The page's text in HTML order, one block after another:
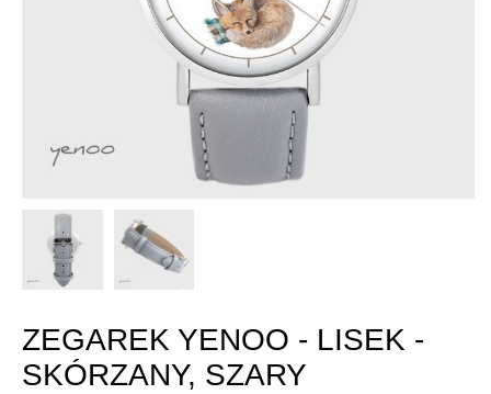
ZEGAREK YENOO - LISEK -
SKÓRZANY, SZARY